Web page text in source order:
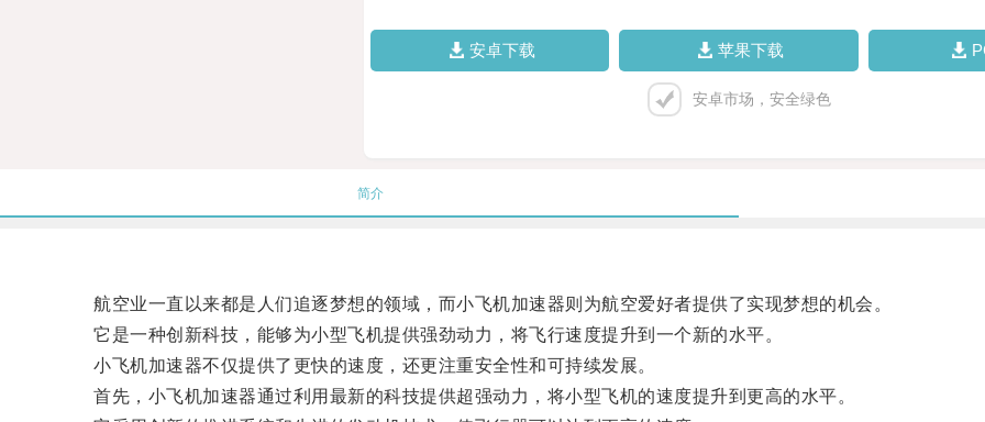
安卓下载 苹果下载
安卓市场，安全绿色
简介
航空业一直以来都是人们追逐梦想的领域，而小飞机加速器则为航空爱好者提供了实现梦想的机会。
它是一种创新科技，能够为小型飞机提供强劲动力，将飞行速度提升到一个新的水平。
小飞机加速器不仅提供了更快的速度，还更注重安全性和可持续发展。
首先，小飞机加速器通过利用最新的科技提供超强动力，将小型飞机的速度提升到更高的水平。